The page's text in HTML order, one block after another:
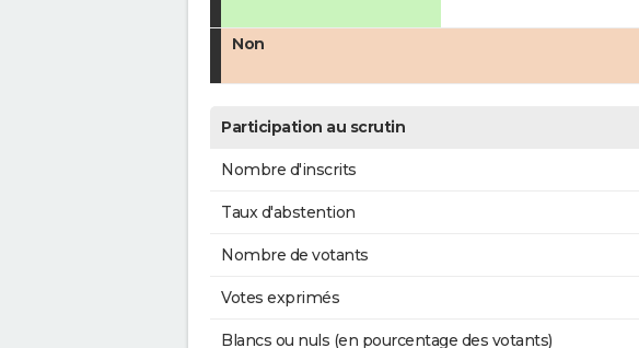
Non
Participation au scrutin
Nombre d'inscrits
Taux d'abstention
Nombre de votants
Votes exprimés
Blancs ou nuls (en pourcentage des votants)